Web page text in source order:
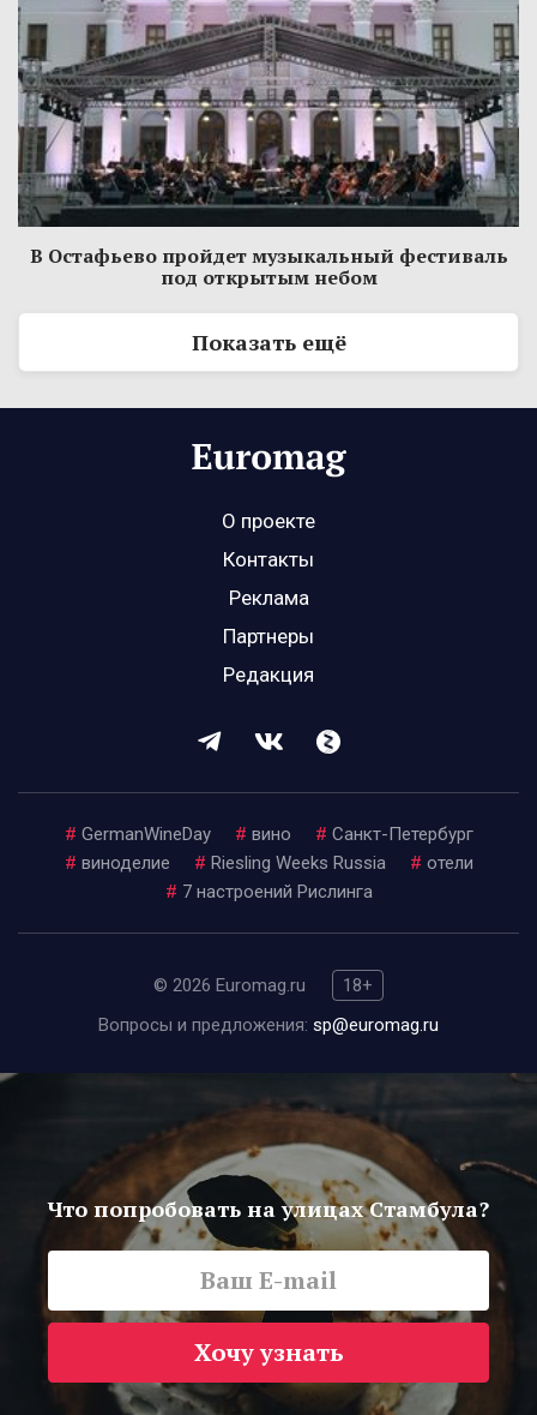
В Остафьево пройдет музыкальный фестиваль
под открытым небом
Показать ещё
О проекте
Контакты
Реклама
Партнеры
Редакция
# GermanWineDay # вино # Санкт-Петербург
# виноделие # Riesling Weeks Russia # отели
# 7 настроений Рислинга
© 2026 Euromag.ru
18+
Вопросы и предложения: sp@euromag.ru
Что попробовать на улицах Стамбула?
Хочу узнать